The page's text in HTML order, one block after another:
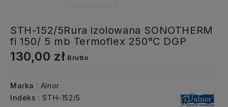
STH-152/5Rura izolowana SONOTHERM
fi 150/ 5 mb Termoflex 250°C DGP
130,00 zł Brutto
Marka : Alnor
Indeks : STH-152/5